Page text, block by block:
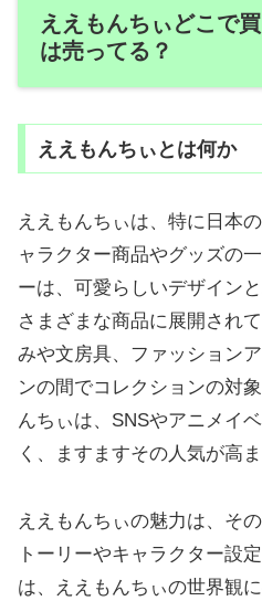
ええもんちぃどこで
は売ってる？
ええもんちぃとは何か
ええもんちぃは、特に日本
ャラクター商品やグッズの
ーは、可愛らしいデザイン
さまざまな商品に展開され
みや文房具、ファッション
ンの間でコレクションの対
んちぃは、SNSやアニメイ
く、ますますその人気が高
ええもんちぃの魅力は、そ
トーリーやキャラクター設
は、ええもんちぃの世界観